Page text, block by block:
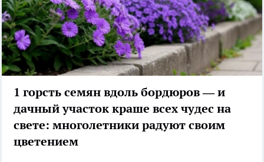
1 горсть семян вдоль бордюров — и
дачный участок краше всех чудес на
свете: многолетники радуют своим
цветением